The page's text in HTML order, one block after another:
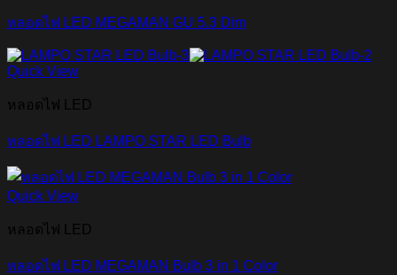
หลอดไฟ LED MEGAMAN GU 5.3 Dim
Quick View
หลอดไฟ LED
หลอดไฟ LED LAMPO STAR LED Bulb
Quick View
หลอดไฟ LED
หลอดไฟ LED MEGAMAN Bulb 3 in 1 Color